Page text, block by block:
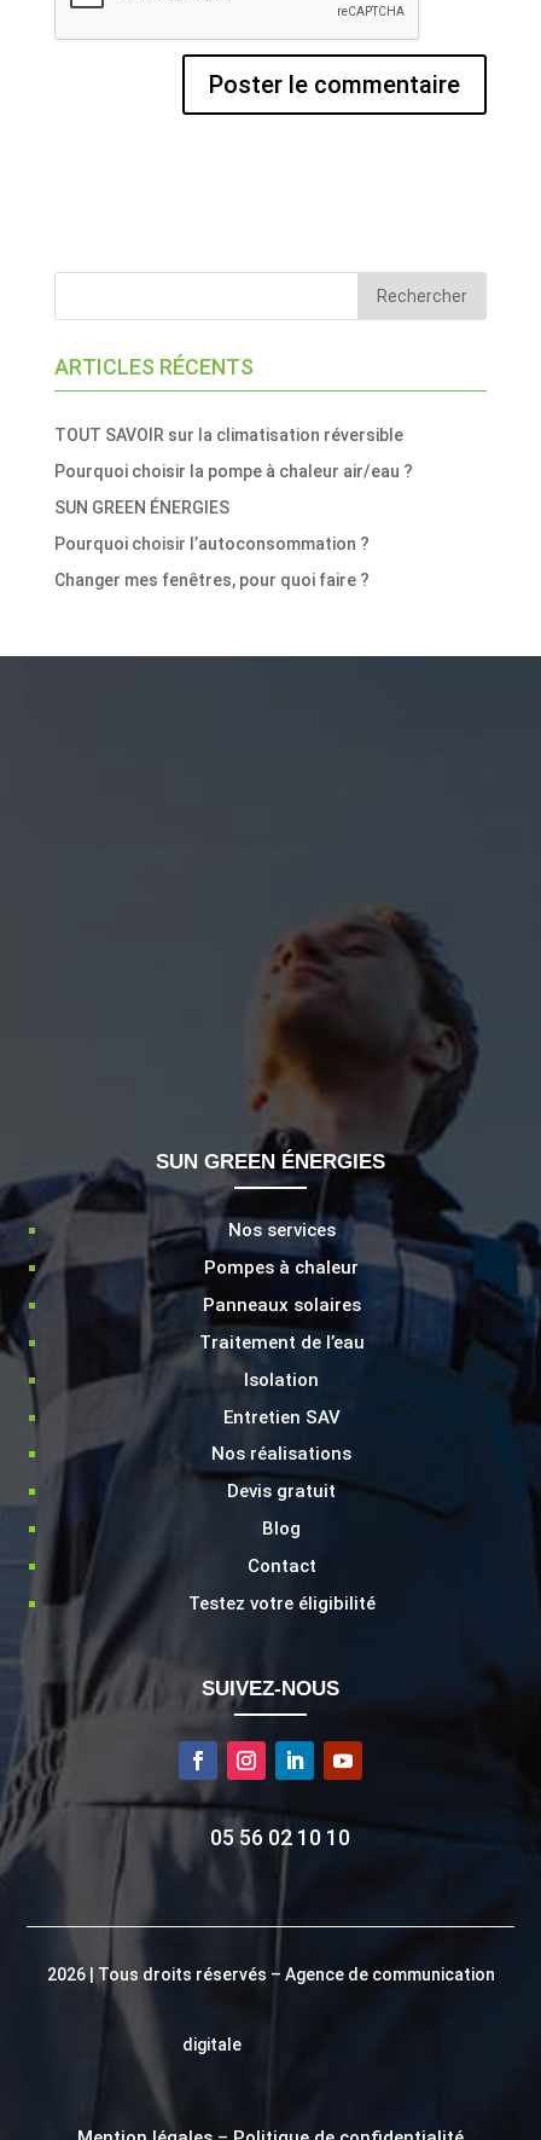
ARTICLES RÉCENTS
TOUT SAVOIR sur la climatisation réversible
Pourquoi choisir la pompe à chaleur air/eau ?
SUN GREEN ÉNERGIES
Pourquoi choisir l’autoconsommation ?
Changer mes fenêtres, pour quoi faire ?
SUN GREEN ÉNERGIES
Nos services
Pompes à chaleur
Panneaux solaires
Traitement de l’eau
Isolation
Entretien SAV
LIENS
Nos réalisations
Devis gratuit
Blog
Contact
Testez votre éligibilité
SUIVEZ-NOUS
05 56 02 10 10
2026 | Tous droits réservés – Agence de communication
digitale